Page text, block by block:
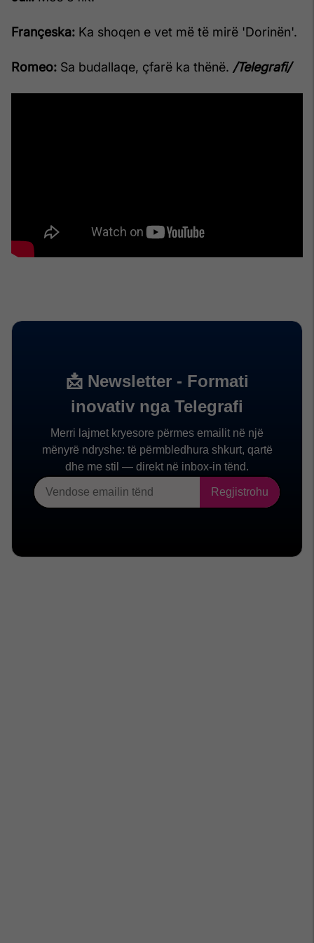
Françeska: Ka shoqen e vet më të mirë 'Dorinën'.
Romeo: Sa budallaqe, çfarë ka thënë. /Telegrafi/